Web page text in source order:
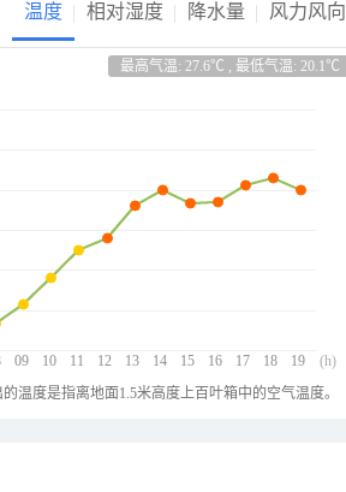
温度 相对湿度 降水量 风力风向
最高气温: 27.6℃ , 最低气温: 20.1℃
09 10 11 12 13 14 15 16 17 18 19 (h)
温度是指离地面1.5米高度上百叶箱中的空气温度。